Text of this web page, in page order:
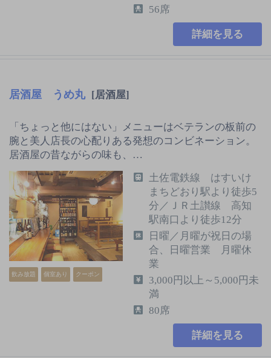
56席
詳細を見る
居酒屋 うめ丸 [居酒屋]
「ちょっと他にはない」メニューはベテランの板前の
腕と美人店長の心配りある発想のコンビネーション。
居酒屋の昔ながらの味も、…
飲み放題 個室あり クーポン
土佐電鉄線 はすいけ
まちどおり駅より徒歩5
分／ＪＲ土讃線 高知
駅南口より徒歩12分
日曜／月曜が祝日の場
合、日曜営業 月曜休
業
3,000円以上～5,000円未
満
80席
詳細を見る